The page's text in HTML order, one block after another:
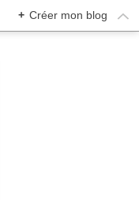
+ Créer mon blog